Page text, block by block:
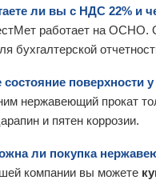
ли вы с НДС 22% и
работает на ОСНО.
бухгалтерской
состояние поверхности
нержавеющий прокат
и пятен коррозии.
ли покупка
компании вы можете